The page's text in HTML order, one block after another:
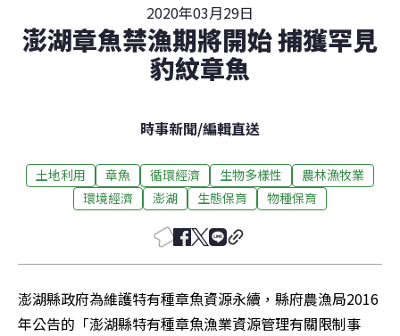
2020年03月29日
澎湖章魚禁漁期將開始 捕獲罕見
豹紋章魚
時事新聞/編輯直送
土地利用 章魚 循環經濟 生物多樣性
農林漁牧業
環境經濟
澎湖 生態保育 物種保育
澎湖縣政府為維護特有種章魚資源永續，縣府農漁局2016
年公告的「澎湖縣特有種章魚漁業資源管理有關限制事